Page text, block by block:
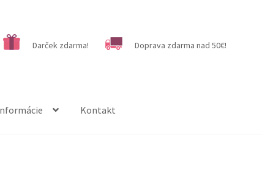
Darček zdarma! Doprava zdarma nad 50€!
Kontakt